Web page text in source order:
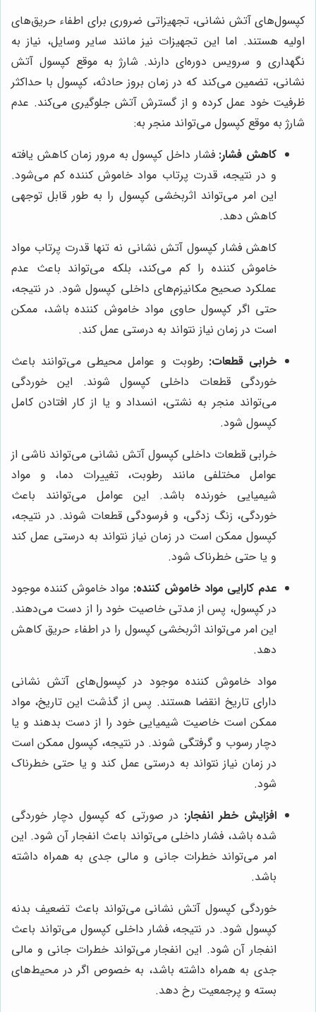
کپسول‌های آتش نشانی، تجهیزاتی ضروری برای اطفاء حریق‌های
اولیه هستند. اما این تجهیزات نیز مانند سایر وسایل، نیاز به
نگهداری و سرویس دوره‌ای دارند. شارژ به موقع کپسول آتش
نشانی، تضمین می‌کند که در زمان بروز حادثه، کپسول با حداکثر
ظرفیت خود عمل کرده و از گسترش آتش جلوگیری می‌کند. عدم
شارژ به موقع کپسول می‌تواند منجر به:
کاهش فشار: فشار داخل کپسول به مرور زمان کاهش یافته
و در نتیجه، قدرت پرتاب مواد خاموش کننده کم می‌شود.
این امر می‌تواند اثربخشی کپسول را به طور قابل توجهی
کاهش دهد.
کاهش فشار کپسول آتش نشانی نه تنها قدرت پرتاب مواد
خاموش کننده را کم می‌کند، بلکه می‌تواند باعث عدم
عملکرد صحیح مکانیزم‌های داخلی کپسول شود. در نتیجه،
حتی اگر کپسول حاوی مواد خاموش کننده باشد، ممکن
است در زمان نیاز نتواند به درستی عمل کند.
خرابی قطعات: رطوبت و عوامل محیطی می‌توانند باعث
خوردگی قطعات داخلی کپسول شوند. این خوردگی
می‌تواند منجر به نشتی، انسداد و یا از کار افتادن کامل
کپسول شود.
خرابی قطعات داخلی کپسول آتش نشانی می‌تواند ناشی از
عوامل مختلفی مانند رطوبت، تغییرات دما، و مواد
شیمیایی خورنده باشد. این عوامل می‌توانند باعث
خوردگی، زنگ زدگی، و فرسودگی قطعات شوند. در نتیجه،
کپسول ممکن است در زمان نیاز نتواند به درستی عمل کند
و یا حتی خطرناک شود.
عدم کارایی مواد خاموش کننده: مواد خاموش کننده موجود
در کپسول، پس از مدتی خاصیت خود را از دست می‌دهند.
این امر می‌تواند اثربخشی کپسول را در اطفاء حریق کاهش
دهد.
مواد خاموش کننده موجود در کپسول‌های آتش نشانی
دارای تاریخ انقضا هستند. پس از گذشت این تاریخ، مواد
ممکن است خاصیت شیمیایی خود را از دست بدهند و یا
دچار رسوب و گرفتگی شوند. در نتیجه، کپسول ممکن است
در زمان نیاز نتواند به درستی عمل کند و یا حتی خطرناک
شود.
افزایش خطر انفجار: در صورتی که کپسول دچار خوردگی
شده باشد، فشار داخلی می‌تواند باعث انفجار آن شود. این
امر می‌تواند خطرات جانی و مالی جدی به همراه داشته
باشد.
خوردگی کپسول آتش نشانی می‌تواند باعث تضعیف بدنه
کپسول شود. در نتیجه، فشار داخلی کپسول می‌تواند باعث
انفجار آن شود. این انفجار می‌تواند خطرات جانی و مالی
جدی به همراه داشته باشد، به خصوص اگر در محیط‌های
بسته و پرجمعیت رخ دهد.